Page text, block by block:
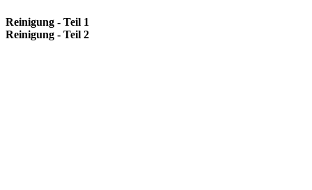
Reinigung - Teil 1
Reinigung - Teil 2